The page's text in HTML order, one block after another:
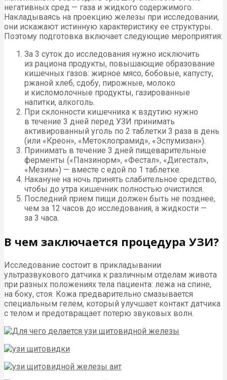
негативных сред — газа и жидкого содержимого.
Накладываясь на проекцию железы при исследовании,
они искажают истинную характеристику ее структуры.
Поэтому подготовка включает следующие мероприятия:
За 3 суток до исследования нужно исключить
из рациона продукты, повышающие образование
кишечных газов: жирное мясо, бобовые, капусту,
ржаной хлеб, сдобу, пирожные, молоко
и кисломолочные продукты, газированные
напитки, алкоголь.
При склонности кишечника к вздутию нужно
в течение 3 дней перед УЗИ принимать
активированный уголь по 2 таблетки 3 раза в день
(или «Креон», «Метоклопрамид», «Эспумизан»).
Принимать в течение 3 дней пищеварительные
ферменты («Панзинорм», «Фестал», «Дигестал»,
«Мезим») — вместе с едой по 1 таблетке.
Накануне на ночь принять слабительное средство,
чтобы до утра кишечник полностью очистился.
Последний прием пищи должен быть не позднее,
чем за 12 часов до исследования, а жидкости —
за 3 часа.
В чем заключается процедура УЗИ?
Исследование состоит в прикладывании
ультразвукового датчика к различным отделам живота
при разных положениях тела пациента: лежа на спине,
на боку, стоя. Кожа предварительно смазывается
специальным гелем, который улучшает контакт датчика
с телом и предотвращает потерю звуковых волн.